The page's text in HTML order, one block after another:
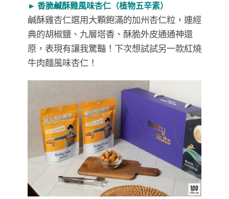
► 香脆鹹酥雞風味杏仁（植物五辛素）
鹹酥雞杏仁選用大顆飽滿的加州杏仁粒，連經
典的胡椒鹽、九層塔香、酥脆外皮通通神還
原，表現有讓我驚豔！下次想試試另一款紅燒
牛肉麵風味杏仁！